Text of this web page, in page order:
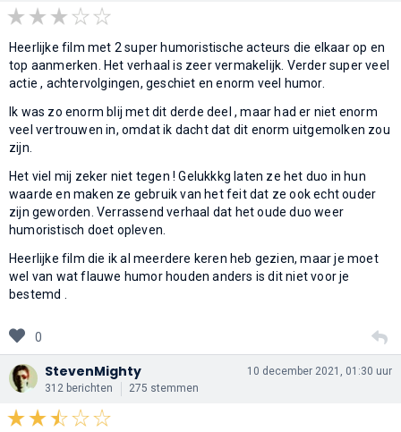
Heerlijke film met 2 super humoristische acteurs die elkaar op en
top aanmerken. Het verhaal is zeer vermakelijk. Verder super veel
actie , achtervolgingen, geschiet en enorm veel humor.
Ik was zo enorm blij met dit derde deel , maar had er niet enorm
veel vertrouwen in, omdat ik dacht dat dit enorm uitgemolken zou
zijn.
Het viel mij zeker niet tegen ! Gelukkkg laten ze het duo in hun
waarde en maken ze gebruik van het feit dat ze ook echt ouder
zijn geworden. Verrassend verhaal dat het oude duo weer
humoristisch doet opleven.
Heerlijke film die ik al meerdere keren heb gezien, maar je moet
wel van wat flauwe humor houden anders is dit niet voor je
bestemd .
0
StevenMighty
312 berichten 275 stemmen
10 december 2021, 01:30 uur